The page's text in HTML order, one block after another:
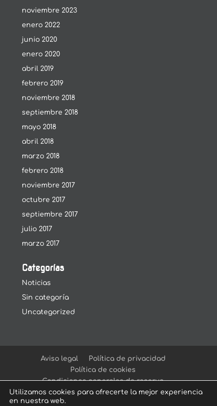
noviembre 2023
enero 2022
junio 2020
enero 2020
abril 2019
febrero 2019
noviembre 2018
septiembre 2018
mayo 2018
abril 2018
marzo 2018
febrero 2018
noviembre 2017
octubre 2017
septiembre 2017
julio 2017
marzo 2017
Categorías
Noticias
Sin categoría
Uncategorized
Aviso legal
Política de privacidad
Política de cookies
Condiciones generales de reserva
Utilizamos cookies para ofrecerte la mejor experiencia
en nuestra web.